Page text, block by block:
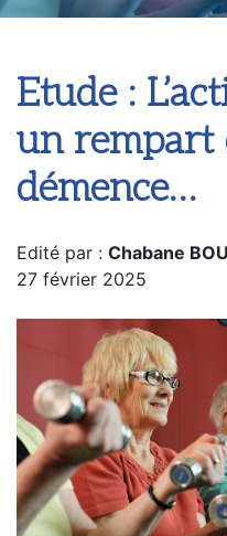
Etude :
un rempart
démence…
Edité par : Chabane
27 février 2025